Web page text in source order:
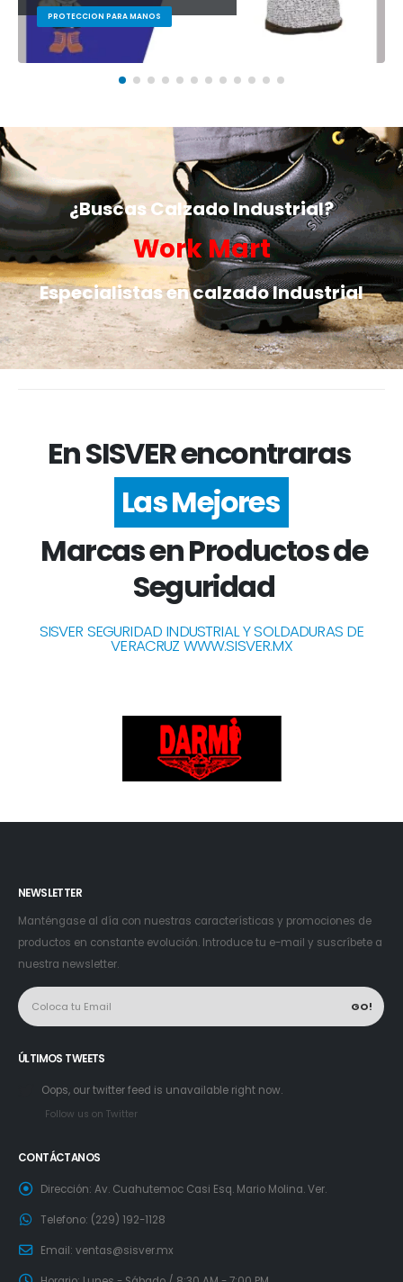
PROTECCION PARA MANOS
¿Buscas Calzado Industrial?
Work Mart
Especialistas en calzado Industrial
En SISVER encontraras
Las Mejores
Marcas en Productos de
Seguridad
SISVER SEGURIDAD INDUSTRIAL Y SOLDADURAS DE
VERACRUZ WWW.SISVER.MX
NEWSLETTER
Manténgase al día con nuestras características y promociones de
productos en constante evolución. Introduce tu e-mail y suscríbete a
nuestra newsletter.
ÚLTIMOS TWEETS
Oops, our twitter feed is unavailable right now.
Follow us on Twitter
CONTÁCTANOS
Dirección: Av. Cuahutemoc Casi Esq. Mario Molina. Ver.
Telefono: (229) 192-1128
Email: ventas@sisver.mx